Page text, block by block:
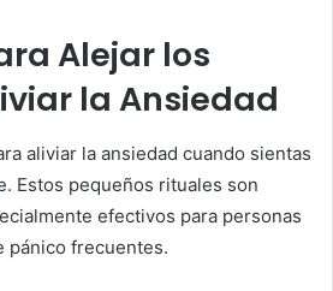
Alejar los
la Ansiedad
aliviar la ansiedad cuando sientas
Estos pequeños rituales son
efectivos para personas
pánico frecuentes.